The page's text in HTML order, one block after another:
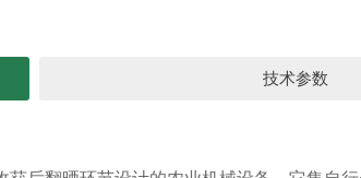
技术参数